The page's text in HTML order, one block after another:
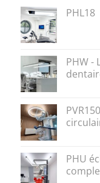
PHL18
PHW -
PHU